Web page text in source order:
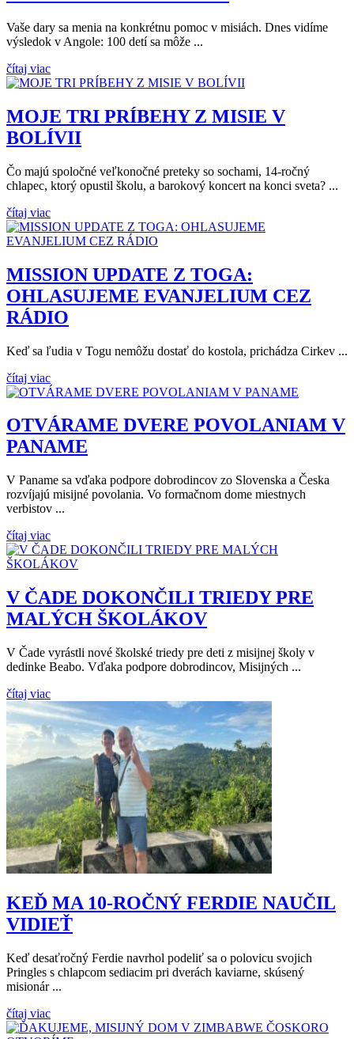
Vaše dary sa menia na konkrétnu pomoc v misiách. Dnes vidíme
výsledok v Angole: 100 detí sa môže ...
čítaj viac
MOJE TRI PRÍBEHY Z MISIE V
BOLÍVII
Čo majú spoločné veľkonočné preteky so sochami, 14-ročný
chlapec, ktorý opustil školu, a barokový koncert na konci sveta? ...
čítaj viac
MISSION UPDATE Z TOGA:
OHLASUJEME EVANJELIUM CEZ
RÁDIO
Keď sa ľudia v Togu nemôžu dostať do kostola, prichádza Cirkev ...
čítaj viac
OTVÁRAME DVERE POVOLANIAM V
PANAME
V Paname sa vďaka podpore dobrodincov zo Slovenska a Česka
rozvíjajú misijné povolania. Vo formačnom dome miestnych
verbistov ...
čítaj viac
V ČADE DOKONČILI TRIEDY PRE
MALÝCH ŠKOLÁKOV
V Čade vyrástli nové školské triedy pre deti z misijnej školy v
dedinke Beabo. Vďaka podpore dobrodincov, Misijných ...
čítaj viac
KEĎ MA 10-ROČNÝ FERDIE NAUČIL
VIDIEŤ
Keď desaťročný Ferdie navrhol podeliť sa o polovicu svojich
Pringles s chlapcom sediacim pri dverách kaviarne, skúsený
misionár ...
čítaj viac